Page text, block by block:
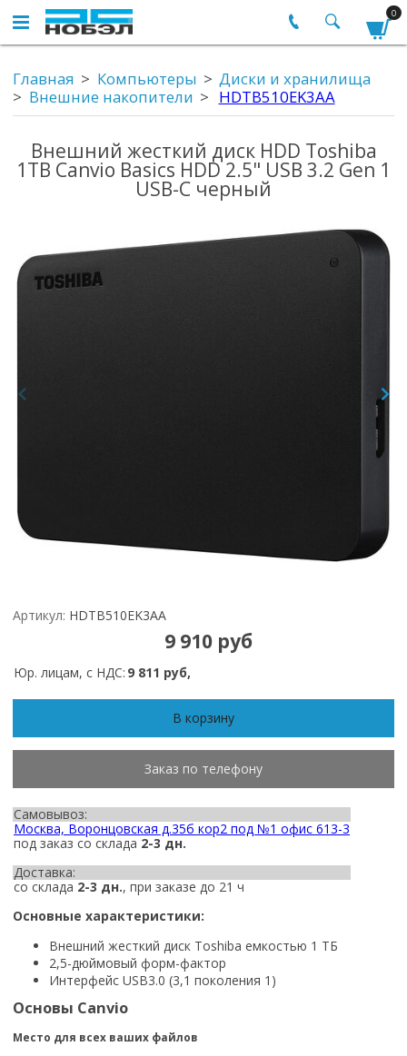
0
Главная Компьютеры
Диски и хранилища
Внешние накопители
HDTB510EK3AA
Внешний жесткий диск HDD Toshiba
1TB Canvio Basics HDD 2.5" USB 3.2 Gen 1
USB-C черный
Артикул: HDTB510EK3AA
9 910 руб
Юр. лицам, с НДС: 9 811 руб,
В корзину
Заказ по телефону
Самовывоз:
Москва, Воронцовская д.35б кор2 под №1 офис 613-3
под заказ со склада 2-3 дн.
Доставка:
со склада 2-3 дн., при заказе до 21 ч
Основные характеристики:
Внешний жесткий диск Toshiba емкостью 1 ТБ
2,5-дюймовый форм-фактор
Интерфейс USB3.0 (3,1 поколения 1)
Основы Canvio
Место для всех ваших файлов